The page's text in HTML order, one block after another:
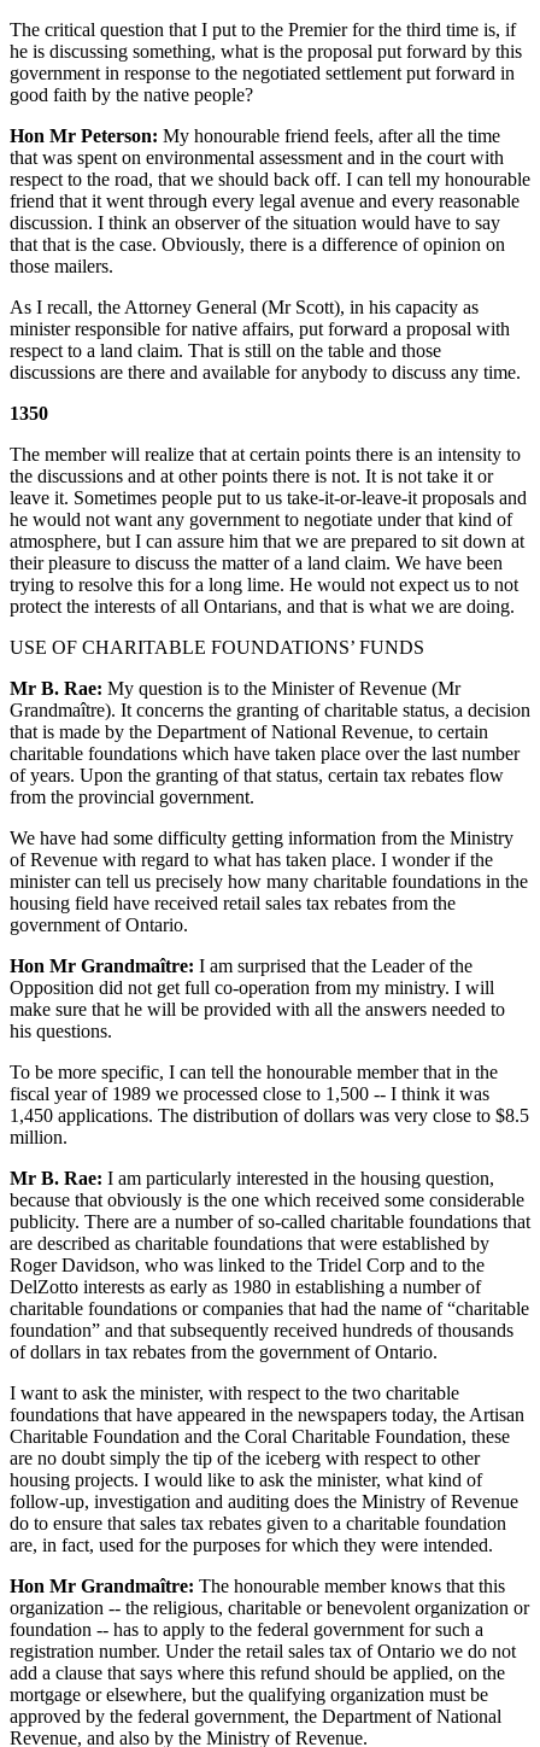
The critical question that I put to the Premier for the third time is, if
he is discussing something, what is the proposal put forward by this
government in response to the negotiated settlement put forward in
good faith by the native people?
Hon Mr Peterson: My honourable friend feels, after all the time
that was spent on environmental assessment and in the court with
respect to the road, that we should back off. I can tell my honourable
friend that it went through every legal avenue and every reasonable
discussion. I think an observer of the situation would have to say
that that is the case. Obviously, there is a difference of opinion on
those mailers.
As I recall, the Attorney General (Mr Scott), in his capacity as
minister responsible for native affairs, put forward a proposal with
respect to a land claim. That is still on the table and those
discussions are there and available for anybody to discuss any time.
1350
The member will realize that at certain points there is an intensity to
the discussions and at other points there is not. It is not take it or
leave it. Sometimes people put to us take-it-or-leave-it proposals and
he would not want any government to negotiate under that kind of
atmosphere, but I can assure him that we are prepared to sit down at
their pleasure to discuss the matter of a land claim. We have been
trying to resolve this for a long lime. He would not expect us to not
protect the interests of all Ontarians, and that is what we are doing.
USE OF CHARITABLE FOUNDATIONS’ FUNDS
Mr B. Rae: My question is to the Minister of Revenue (Mr
Grandmaître). It concerns the granting of charitable status, a decision
that is made by the Department of National Revenue, to certain
charitable foundations which have taken place over the last number
of years. Upon the granting of that status, certain tax rebates flow
from the provincial government.
We have had some difficulty getting information from the Ministry
of Revenue with regard to what has taken place. I wonder if the
minister can tell us precisely how many charitable foundations in the
housing field have received retail sales tax rebates from the
government of Ontario.
Hon Mr Grandmaître: I am surprised that the Leader of the
Opposition did not get full co-operation from my ministry. I will
make sure that he will be provided with all the answers needed to
his questions.
To be more specific, I can tell the honourable member that in the
fiscal year of 1989 we processed close to 1,500 -- I think it was
1,450 applications. The distribution of dollars was very close to $8.5
million.
Mr B. Rae: I am particularly interested in the housing question,
because that obviously is the one which received some considerable
publicity. There are a number of so-called charitable foundations that
are described as charitable foundations that were established by
Roger Davidson, who was linked to the Tridel Corp and to the
DelZotto interests as early as 1980 in establishing a number of
charitable foundations or companies that had the name of “charitable
foundation” and that subsequently received hundreds of thousands
of dollars in tax rebates from the government of Ontario.
I want to ask the minister, with respect to the two charitable
foundations that have appeared in the newspapers today, the Artisan
Charitable Foundation and the Coral Charitable Foundation, these
are no doubt simply the tip of the iceberg with respect to other
housing projects. I would like to ask the minister, what kind of
follow-up, investigation and auditing does the Ministry of Revenue
do to ensure that sales tax rebates given to a charitable foundation
are, in fact, used for the purposes for which they were intended.
Hon Mr Grandmaître: The honourable member knows that this
organization -- the religious, charitable or benevolent organization or
foundation -- has to apply to the federal government for such a
registration number. Under the retail sales tax of Ontario we do not
add a clause that says where this refund should be applied, on the
mortgage or elsewhere, but the qualifying organization must be
approved by the federal government, the Department of National
Revenue, and also by the Ministry of Revenue.